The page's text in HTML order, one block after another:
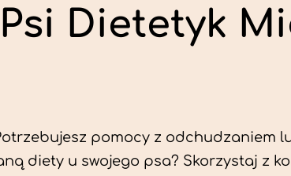
Psi Dietetyk
pomocy z odchudzaniem
diety u swojego psa? Skorzystaj z